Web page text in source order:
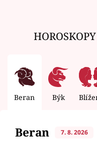
Beran Býk
Beran 7. 8. 2026